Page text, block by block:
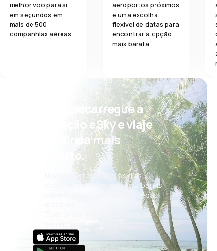
melhor voo para si
em segundos em
mais de 500
companhias aéreas.
aeroportos próximos
e uma escolha
flexível de datas para
encontrar a opção
mais barata.
Psst! Descarregue a
aplicação eSky e viaje
com ainda mais
conforto.
Novas ofertas todos os dias:
voos, férias, escapadelas urbanas
Gerenciamento conveniente das
Tudo o que importa, sempre ao